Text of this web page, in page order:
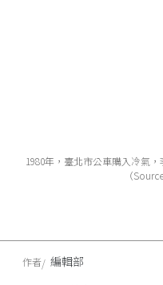
1980年，臺北市公車購入冷氣
（
作者 編輯部